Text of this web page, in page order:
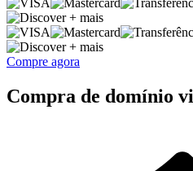
+ mais
+ mais
Compre agora
Compra de domínio